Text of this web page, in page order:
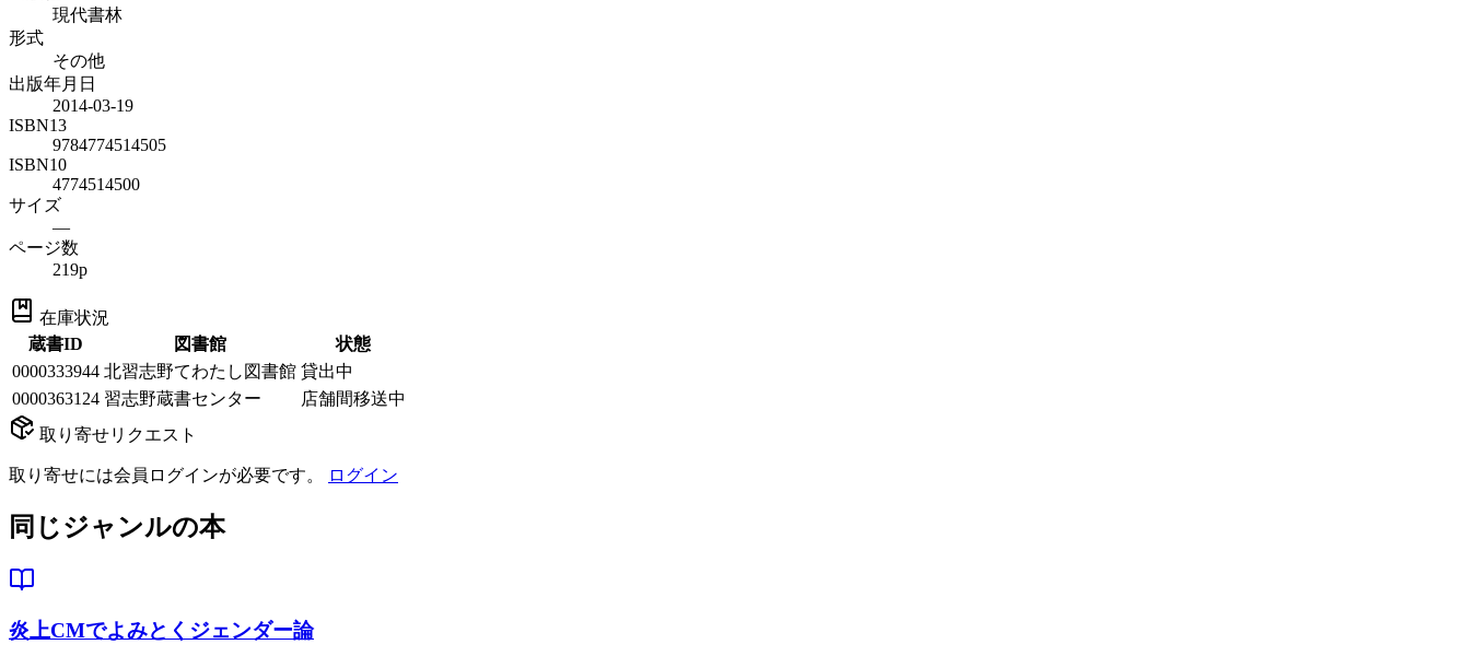
現代書林
形式
その他
出版年月日
2014-03-19
ISBN13
9784774514505
ISBN10
4774514500
サイズ
—
ページ数
219p
在庫状況
蔵書ID
図書館
状態
0000333944 北習志野てわたし図書館 貸出中
0000363124 習志野蔵書センター
店舗間移送中
取り寄せリクエスト
取り寄せには会員ログインが必要です。 ログイン
同じジャンルの本
炎上CMでよみとくジェンダー論